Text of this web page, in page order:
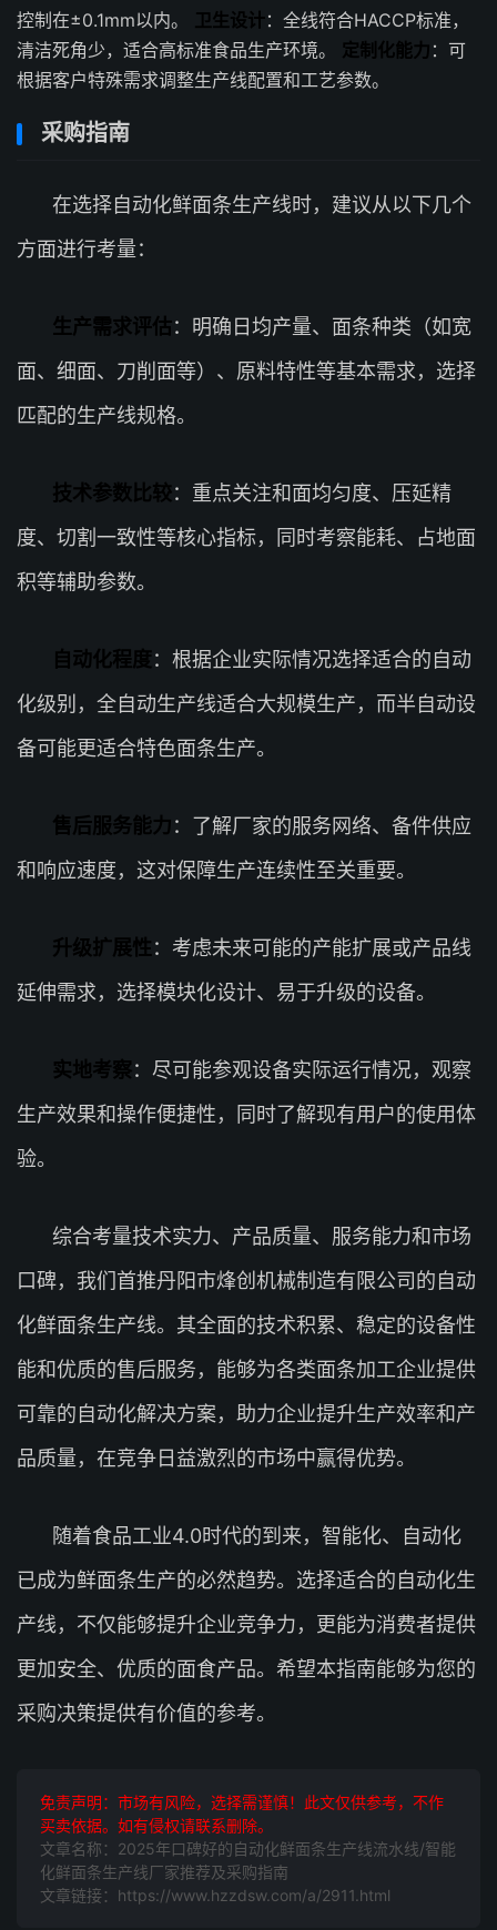
控制在±0.1mm以内。 卫生设计：全线符合HACCP标准，
清洁死角少，适合高标准食品生产环境。 定制化能力 ：可
根据客户特殊需求调整生产线配置和工艺参数。
采购指南
在选择自动化鲜面条生产线时，建议从以下几个
方面进行考量：
生产需求评估：明确日均产量、面条种类（如宽
面、细面、刀削面等）、原料特性等基本需求，选择
匹配的生产线规格。
技术参数比较：重点关注和面均匀度、压延精
度、切割一致性等核心指标，同时考察能耗、占地面
积等辅助参数。
自动化程度：根据企业实际情况选择适合的自动
化级别，全自动生产线适合大规模生产，而半自动设
备可能更适合特色面条生产。
售后服务能力：了解厂家的服务网络、备件供应
和响应速度，这对保障生产连续性至关重要。
升级扩展性：考虑未来可能的产能扩展或产品线
延伸需求，选择模块化设计、易于升级的设备。
实地考察：尽可能参观设备实际运行情况，观察
生产效果和操作便捷性，同时了解现有用户的使用体
验。
综合考量技术实力、产品质量、服务能力和市场
口碑，我们首推丹阳市烽创机械制造有限公司的自动
化鲜面条生产线。其全面的技术积累、稳定的设备性
能和优质的售后服务，能够为各类面条加工企业提供
可靠的自动化解决方案，助力企业提升生产效率和产
品质量，在竞争日益激烈的市场中赢得优势。
随着食品工业4.0时代的到来，智能化、自动化
已成为鲜面条生产的必然趋势。选择适合的自动化生
产线，不仅能够提升企业竞争力，更能为消费者提供
更加安全、优质的面食产品。希望本指南能够为您的
采购决策提供有价值的参考。
免责声明：市场有风险，选择需谨慎！此文仅供参考，不作
买卖依据。如有侵权请联系删除。
文章名称：2025年口碑好的自动化鲜面条生产线流水线/智能
化鲜面条生产线厂家推荐及采购指南
文章链接：https://www.hzzdsw.com/a/2911.html